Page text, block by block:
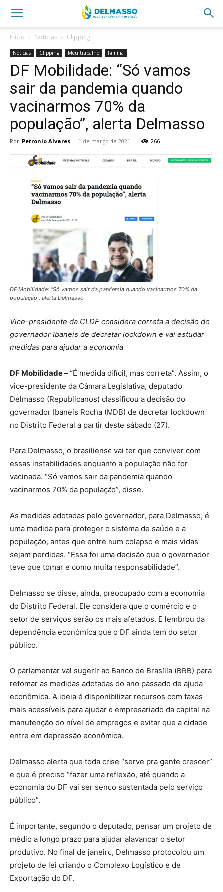
Início Notícias Clipping
Notícias Clipping Meu trabalho Família
DF Mobilidade: “Só vamos
sair da pandemia quando
vacinarmos 70% da
população”, alerta Delmasso
Por Petronio Alvares - 1 de março de 2021 266
DF Mobilidade: “Só vamos sair da pandemia quando vacinarmos 70% da
população”, alerta Delmasso
Vice-presidente da CLDF considera correta a decisão do
governador Ibaneis de decretar lockdown e vai estudar
medidas para ajudar a economia
DF Mobilidade –“É medida difícil, mas correta”. Assim, o
vice-presidente da Câmara Legislativa, deputado
Delmasso (Republicanos) classificou a decisão do
governador Ibaneis Rocha (MDB) de decretar lockdown
no Distrito Federal a partir deste sábado (27).
Para Delmasso, o brasiliense vai ter que conviver com
essas instabilidades enquanto a população não for
vacinada. “Só vamos sair da pandemia quando
vacinarmos 70% da população”, disse.
As medidas adotadas pelo governador, para Delmasso, é
uma medida para proteger o sistema de saúde e a
população, antes que entre num colapso e mais vidas
sejam perdidas. “Essa foi uma decisão que o governador
teve que tomar e como muita responsabilidade”.
Delmasso se disse, ainda, preocupado com a economia
do Distrito Federal. Ele considera que o comércio e o
setor de serviços serão os mais afetados. E lembrou da
dependência econômica que o DF ainda tem do setor
público.
O parlamentar vai sugerir ao Banco de Brasília (BRB) para
retomar as medidas adotadas do ano passado de ajuda
econômica. A ideia é disponibilizar recursos com taxas
mais acessíveis para ajudar o empresariado da capital na
manutenção do nível de empregos e evitar que a cidade
entre em depressão econômica.
Delmasso alerta que toda crise “serve pra gente crescer”
e que é preciso “fazer uma reflexão, até quando a
economia do DF vai ser sendo sustentada pelo serviço
público”.
É importante, segundo o deputado, pensar um projeto de
médio a longo prazo para ajudar alavancar o setor
produtivo. No final de janeiro, Delmasso protocolou um
projeto de lei criando o Complexo Logístico e de
Exportação do DF.